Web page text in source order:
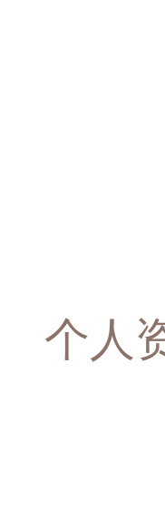
个人